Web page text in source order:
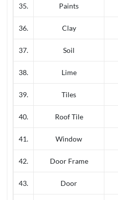
35. Paints
36. Clay
37. Soil
38. Lime
39. Tiles
40. Roof Tile
41. Window
42. Door Frame
43. Door